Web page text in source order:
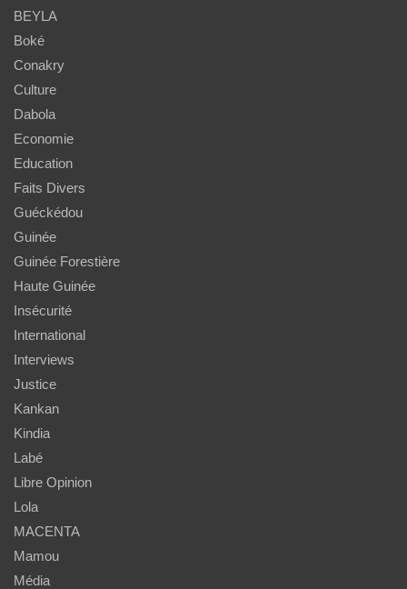
BEYLA
Boké
Conakry
Culture
Dabola
Economie
Education
Faits Divers
Guéckédou
Guinée
Guinée Forestière
Haute Guinée
Insécurité
International
Interviews
Justice
Kankan
Kindia
Labé
Libre Opinion
Lola
MACENTA
Mamou
Média